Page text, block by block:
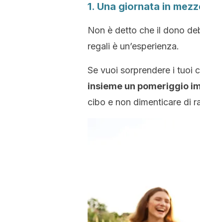
1. Una giornata in
Non è detto che il dono
regali è un’esperienza.
Se vuoi sorprendere i tuoi
insieme un pomeriggio
cibo e non dimenticare di